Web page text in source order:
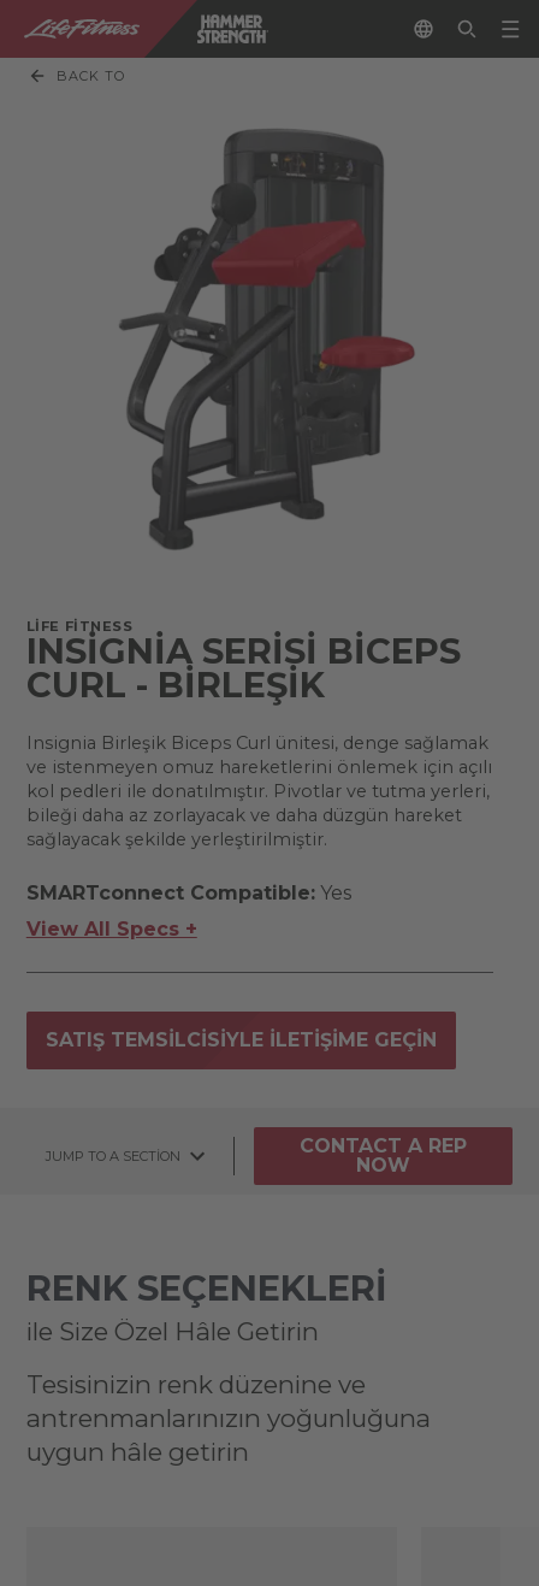
BACK TO
LIFE FITNESS
INSIGNIA SERISI BICEPS
CURL - BIRLEŞIK
Insignia Birleşik Biceps Curl ünitesi, denge sağlamak
ve istenmeyen omuz hareketlerini önlemek için açılı
kol pedleri ile donatılmıştır. Pivotlar ve tutma yerleri,
bileği daha az zorlayacak ve daha düzgün hareket
sağlayacak şekilde yerleştirilmiştir.
SMARTconnect Compatible:Yes
View All Specs +
SATIŞ TEMSILCISIYLE ILETIŞIME GEÇIN
JUMP TO A SECTION
CONTACT A REP
NOW
RENK SEÇENEKLERI
ile Size Özel Hâle Getirin
Tesisinizin renk düzenine ve
antrenmanlarınızın yoğunluğuna
uygun hâle getirin